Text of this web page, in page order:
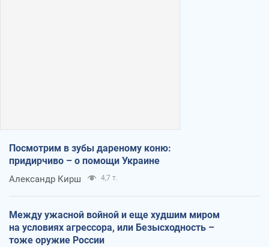
Посмотрим в зубы дареному коню:
придирчиво – о помощи Украине
Александр Кирш 4,7 т.
Между ужасной войной и еще худшим миром
на условиях агрессора, или Безысходность –
тоже оружие России